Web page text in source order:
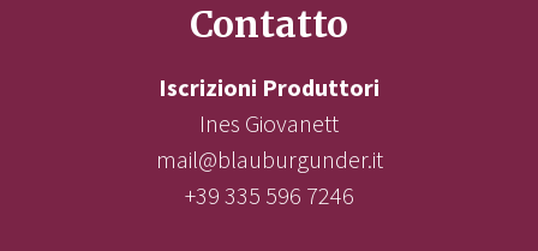
Contatto
Iscrizioni Produttori
Ines Giovanett
mail@blauburgunder.it
+39 335 596 7246